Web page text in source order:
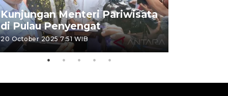
Kunjungan Menteri Pariwisata
di Pulau Penyengat
20 October 2025 7:51 WIB